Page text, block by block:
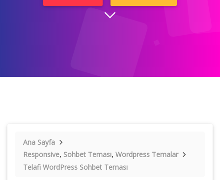
Ana Sayfa
Responsive, Sohbet Teması, Wordpress Temalar
Telafi WordPress Sohbet Teması